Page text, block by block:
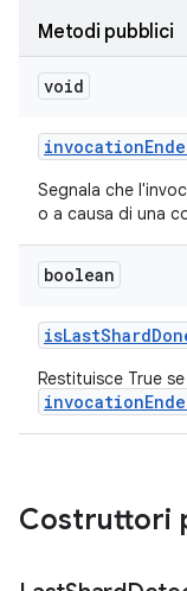
Metodi pubblici
void
invocation
Segnala che
o a causa di una
boolean
isLastShard
Restituisce True
Costruttori